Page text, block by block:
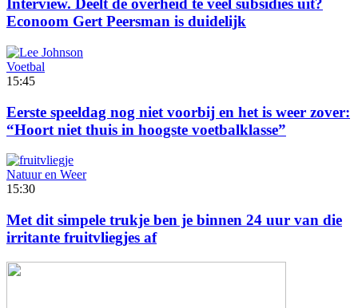
Interview. Deelt de overheid té veel subsidies uit?
Econoom Gert Peersman is duidelijk
Voetbal
15:45
Eerste speeldag nog niet voorbij en het is weer zover:
“Hoort niet thuis in hoogste voetbalklasse”
Natuur en Weer
15:30
Met dit simpele trukje ben je binnen 24 uur van die
irritante fruitvliegjes af